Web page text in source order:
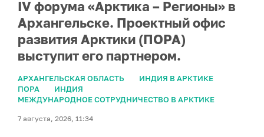
IV форума «Арктика – Регионы» в
Архангельске. Проектный офис
развития Арктики (ПОРА)
выступит его партнером.
АРХАНГЕЛЬСКАЯ ОБЛАСТЬ
ИНДИЯ В АРКТИКЕ
ПОРА
ИНДИЯ
МЕЖДУНАРОДНОЕ СОТРУДНИЧЕСТВО В АРКТИКЕ
7 августа, 2026, 11:34